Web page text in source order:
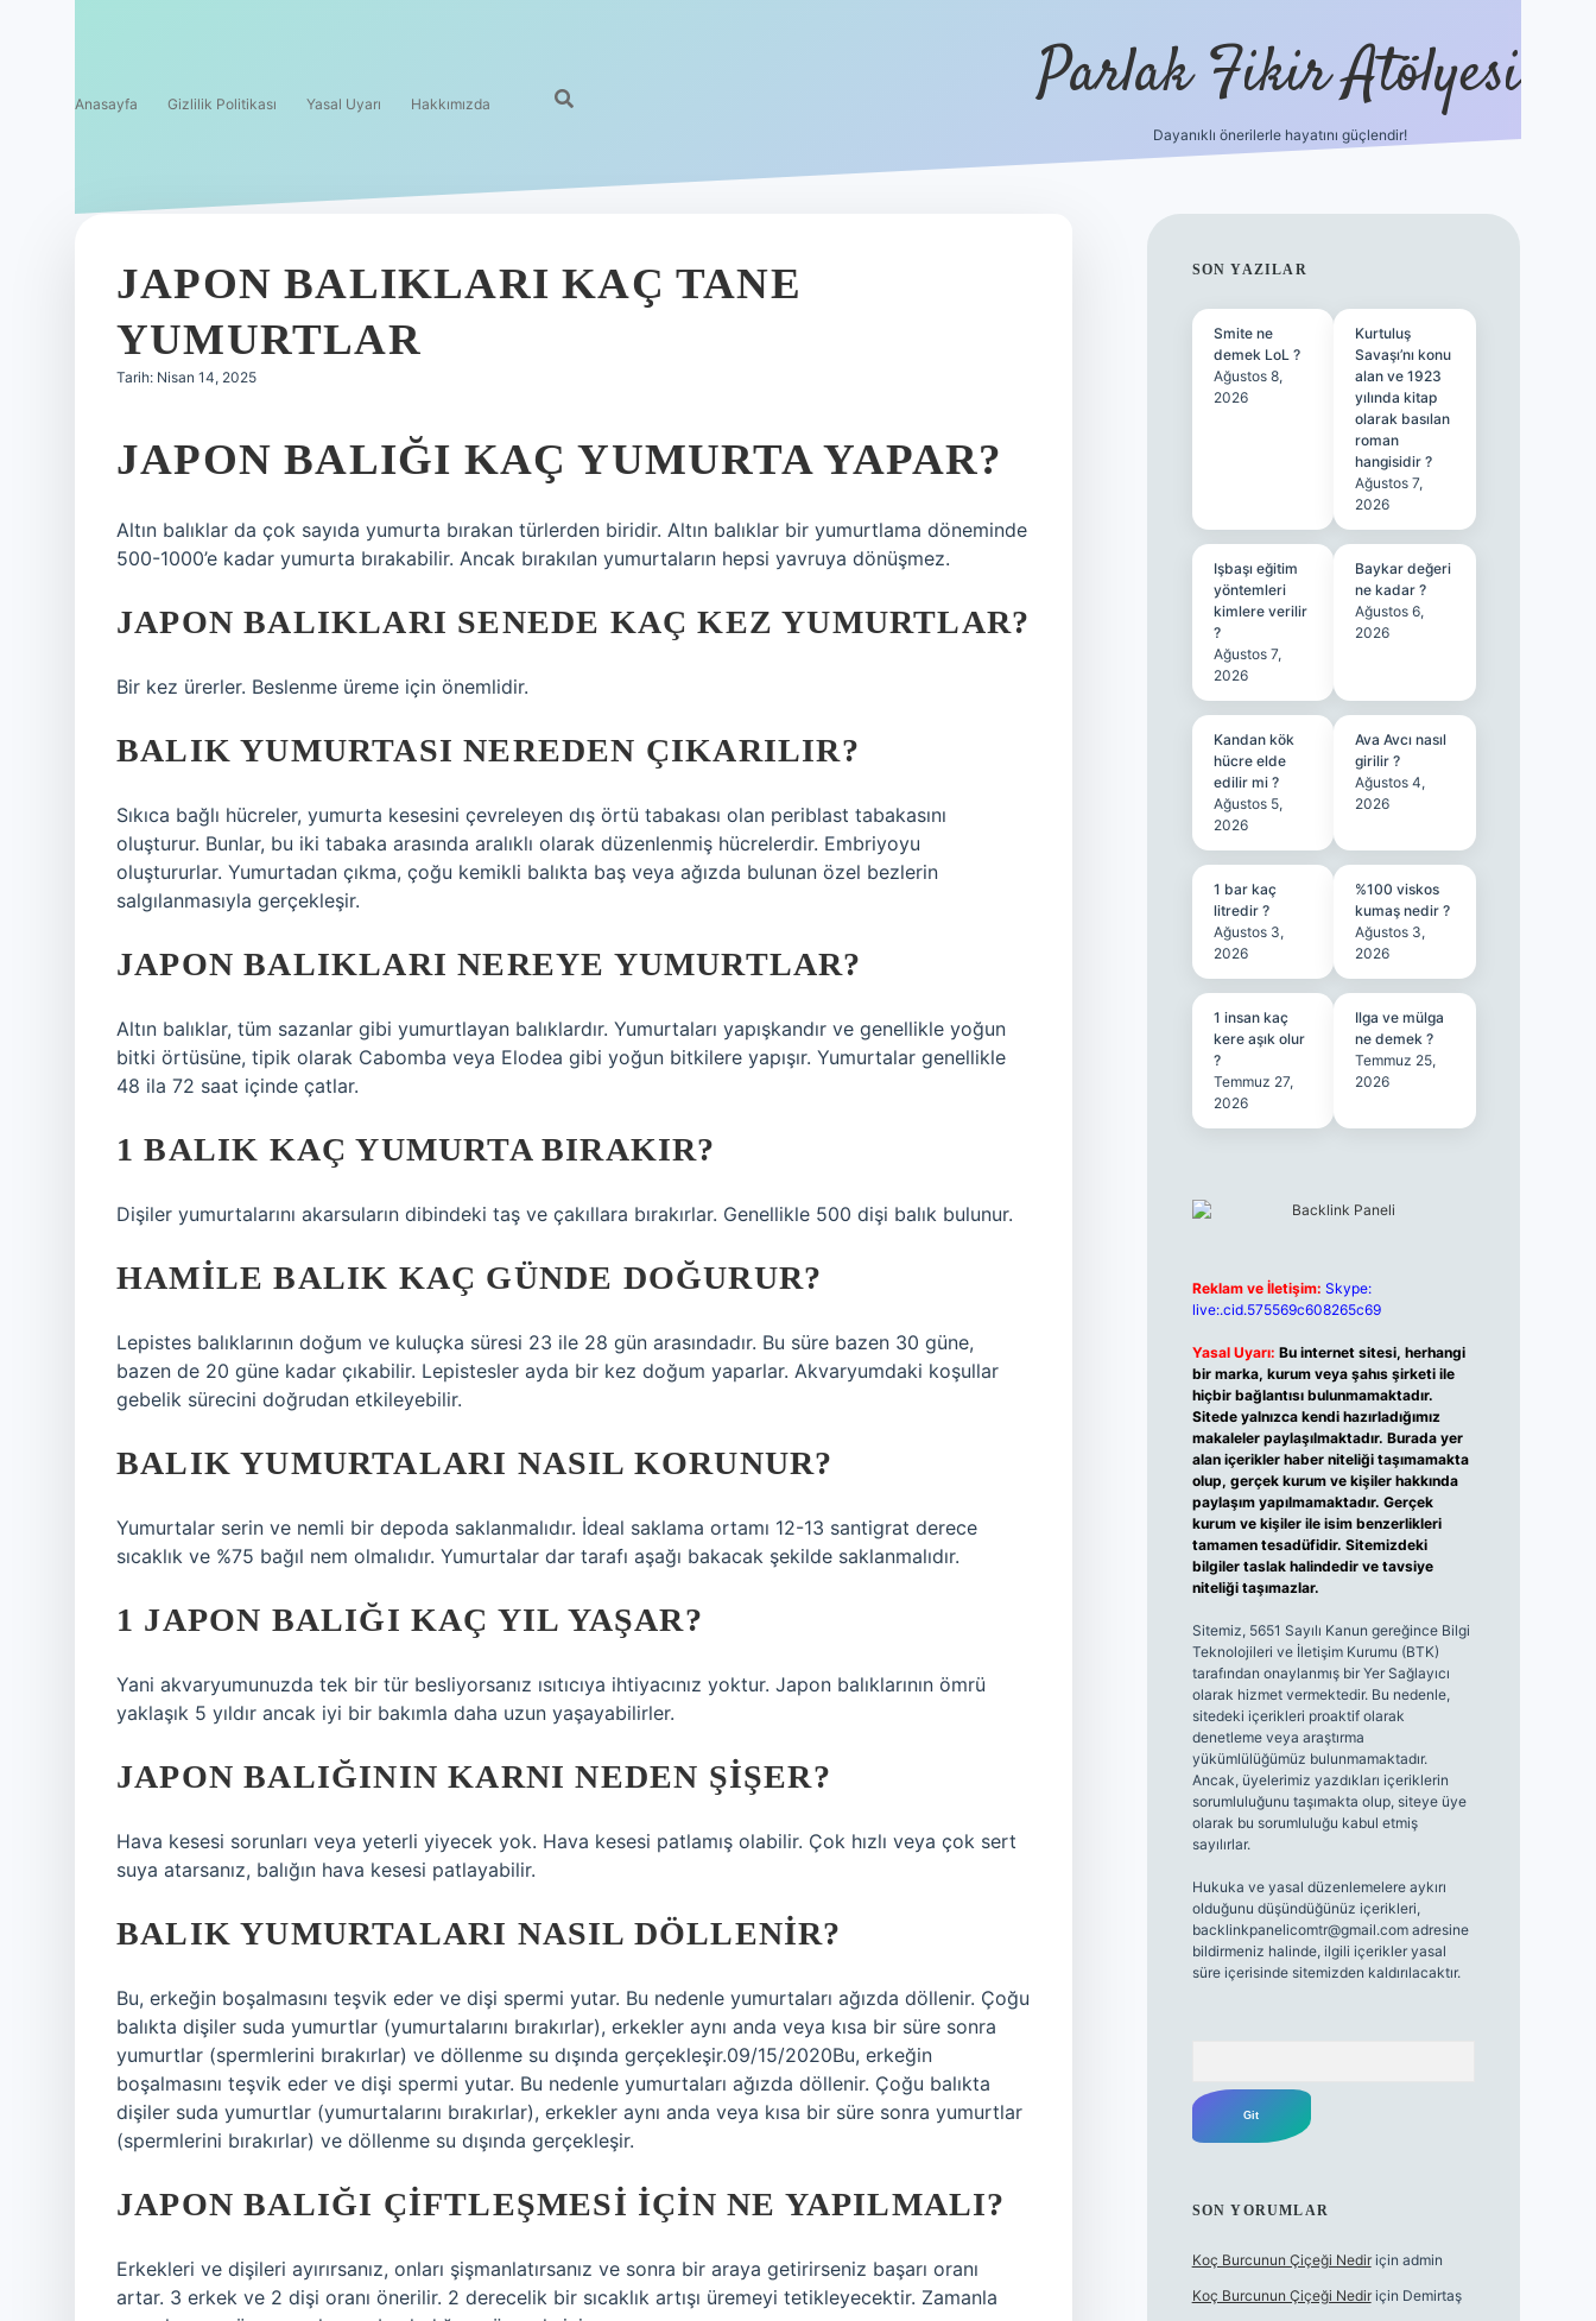
Anasayfa Gizlilik Politikası Yasal Uyarı Hakkımızda Parlak Fikir Atölyesi
Dayanıklı önerilerle hayatını güçlendir!
JAPON BALIKLARI KAÇ TANE
YUMURTLAR
Tarih: Nisan 14, 2025
JAPON BALIĞI KAÇ YUMURTA YAPAR?
Altın balıklar da çok sayıda yumurta bırakan türlerden biridir. Altın balıklar bir yumurtlama döneminde
500-1000’e kadar yumurta bırakabilir. Ancak bırakılan yumurtaların hepsi yavruya dönüşmez.
JAPON BALIKLARI SENEDE KAÇ KEZ YUMURTLAR?
Bir kez ürerler. Beslenme üreme için önemlidir.
BALIK YUMURTASI NEREDEN ÇIKARILIR?
Sıkıca bağlı hücreler, yumurta kesesini çevreleyen dış örtü tabakası olan periblast tabakasını
oluşturur. Bunlar, bu iki tabaka arasında aralıklı olarak düzenlenmiş hücrelerdir. Embriyoyu
oluştururlar. Yumurtadan çıkma, çoğu kemikli balıkta baş veya ağızda bulunan özel bezlerin
salgılanmasıyla gerçekleşir.
JAPON BALIKLARI NEREYE YUMURTLAR?
Altın balıklar, tüm sazanlar gibi yumurtlayan balıklardır. Yumurtaları yapışkandır ve genellikle yoğun
bitki örtüsüne, tipik olarak Cabomba veya Elodea gibi yoğun bitkilere yapışır. Yumurtalar genellikle
48 ila 72 saat içinde çatlar.
1 BALIK KAÇ YUMURTA BIRAKIR?
Dişiler yumurtalarını akarsuların dibindeki taş ve çakıllara bırakırlar. Genellikle 500 dişi balık bulunur.
HAMILE BALIK KAÇ GÜNDE DOĞURUR?
Lepistes balıklarının doğum ve kuluçka süresi 23 ile 28 gün arasındadır. Bu süre bazen 30 güne,
bazen de 20 güne kadar çıkabilir. Lepistesler ayda bir kez doğum yaparlar. Akvaryumdaki koşullar
gebelik sürecini doğrudan etkileyebilir.
BALIK YUMURTALARI NASIL KORUNUR?
Yumurtalar serin ve nemli bir depoda saklanmalıdır. İdeal saklama ortamı 12-13 santigrat derece
sıcaklık ve %75 bağıl nem olmalıdır. Yumurtalar dar tarafı aşağı bakacak şekilde saklanmalıdır.
1 JAPON BALIĞI KAÇ YIL YAŞAR?
Yani akvaryumunuzda tek bir tür besliyorsanız ısıtıcıya ihtiyacınız yoktur. Japon balıklarının ömrü
yaklaşık 5 yıldır ancak iyi bir bakımla daha uzun yaşayabilirler.
JAPON BALIĞININ KARNI NEDEN ŞIŞER?
Hava kesesi sorunları veya yeterli yiyecek yok. Hava kesesi patlamış olabilir. Çok hızlı veya çok sert
suya atarsanız, balığın hava kesesi patlayabilir.
BALIK YUMURTALARI NASIL DÖLLENIR?
Bu, erkeğin boşalmasını teşvik eder ve dişi spermi yutar. Bu nedenle yumurtaları ağızda döllenir. Çoğu
balıkta dişiler suda yumurtlar (yumurtalarını bırakırlar), erkekler aynı anda veya kısa bir süre sonra
yumurtlar (spermlerini bırakırlar) ve döllenme su dışında gerçekleşir.09/15/2020Bu, erkeğin
boşalmasını teşvik eder ve dişi spermi yutar. Bu nedenle yumurtaları ağızda döllenir. Çoğu balıkta
dişiler suda yumurtlar (yumurtalarını bırakırlar), erkekler aynı anda veya kısa bir süre sonra yumurtlar
(spermlerini bırakırlar) ve döllenme su dışında gerçekleşir.
JAPON BALIĞI ÇIFTLEŞMESI IÇIN NE YAPILMALI?
Erkekleri ve dişileri ayırırsanız, onları şişmanlatırsanız ve sonra bir araya getirirseniz başarı oranı
artar. 3 erkek ve 2 dişi oranı önerilir. 2 derecelik bir sıcaklık artışı üremeyi tetikleyecektir. Zamanla
SIDEBAR
SON YAZILAR
Smite ne
demek LoL ?
Ağustos 8,
2026
Kurtuluş
Savaşı’nı konu
alan ve 1923
yılında kitap
olarak basılan
roman
hangisidir ?
Ağustos 7,
2026
Işbaşı eğitim
yöntemleri
kimlere verilir
?
Ağustos 7,
2026
Baykar değeri
ne kadar ?
Ağustos 6,
2026
Kandan kök
hücre elde
edilir mi ?
Ağustos 5,
2026
Ava Avcı nasıl
girilir ?
Ağustos 4,
2026
1 bar kaç
litredir ?
Ağustos 3,
2026
%100 viskos
kumaş nedir ?
Ağustos 3,
2026
1 insan kaç
kere aşık olur
?
Temmuz 27,
2026
Ilga ve mülga
ne demek ?
Temmuz 25,
2026
Reklam ve İletişim: Skype:
live:.cid.575569c608265c69
Yasal Uyarı: Bu internet sitesi, herhangi
bir marka, kurum veya şahıs şirketi ile
hiçbir bağlantısı bulunmamaktadır.
Sitede yalnızca kendi hazırladığımız
makaleler paylaşılmaktadır. Burada yer
alan içerikler haber niteliği taşımamakta
olup, gerçek kurum ve kişiler hakkında
paylaşım yapılmamaktadır. Gerçek
kurum ve kişiler ile isim benzerlikleri
tamamen tesadüfidir. Sitemizdeki
bilgiler taslak halindedir ve tavsiye
niteliği taşımazlar.
Sitemiz, 5651 Sayılı Kanun gereğince Bilgi
Teknolojileri ve İletişim Kurumu (BTK)
tarafından onaylanmış bir Yer Sağlayıcı
olarak hizmet vermektedir. Bu nedenle,
sitedeki içerikleri proaktif olarak
denetleme veya araştırma
yükümlülüğümüz bulunmamaktadır.
Ancak, üyelerimiz yazdıkları içeriklerin
sorumluluğunu taşımakta olup, siteye üye
olarak bu sorumluluğu kabul etmiş
sayılırlar.
Hukuka ve yasal düzenlemelere aykırı
olduğunu düşündüğünüz içerikleri,
backlinkpanelicomtr@gmail.comadresine
bildirmeniz halinde, ilgili içerikler yasal
süre içerisinde sitemizden kaldırılacaktır.
SON YORUMLAR
Koç Burcunun Çiçeği Nediriçin admin
Koç Burcunun Çiçeği Nediriçin Demirtaş
ilbet casino